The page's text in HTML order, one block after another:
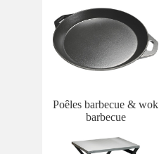
Poêles barbecue & wok
barbecue